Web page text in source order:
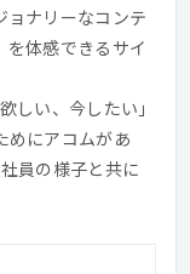
ョナリーなコンテ
を体感できるサイ
しい、今したい」
めにアコムがあ
員の様子と共に